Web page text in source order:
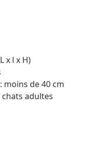
x l x H)
moins de 40 cm
adultes